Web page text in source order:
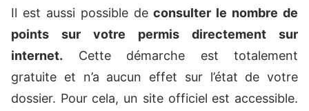
Il est aussi possible deconsulter le nombre de
points sur votre permis directement sur
internet. Cette démarche est totalement
gratuite et n’a aucun effet sur l’état de votre
dossier. Pour cela, un site officiel est accessible.